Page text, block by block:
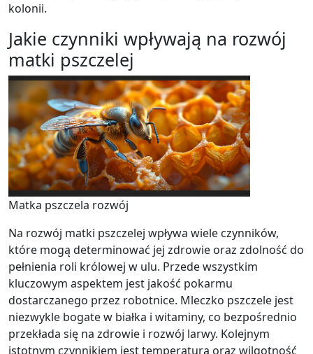
kolonii.
Jakie czynniki wpływają na rozwój
matki pszczelej
Matka pszczela rozwój
Na rozwój matki pszczelej wpływa wiele czynników,
które mogą determinować jej zdrowie oraz zdolność do
pełnienia roli królowej w ulu. Przede wszystkim
kluczowym aspektem jest jakość pokarmu
dostarczanego przez robotnice. Mleczko pszczele jest
niezwykle bogate w białka i witaminy, co bezpośrednio
przekłada się na zdrowie i rozwój larwy. Kolejnym
istotnym czynnikiem jest temperatura oraz wilgotność